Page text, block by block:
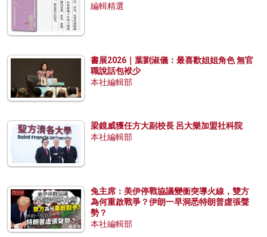
編輯精選
書展2026｜葉劉淑儀：最喜歡姐姐角色 無官
職說話包袱少
本社編輯部
梁鏡威獲任方大副校長 呂大樂加盟社科院
本社編輯部
兔主席：美伊停戰協議變衝突導火線，雙方
為何重啟戰爭？伊朗一早洞悉特朗普虛張聲
勢？
本社編輯部